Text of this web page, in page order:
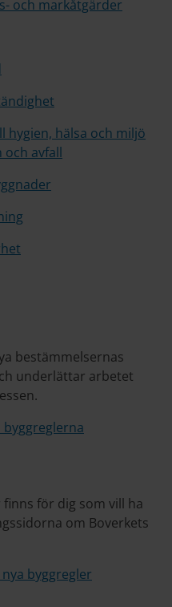
och markåtgärder
hygien, hälsa och miljö
avfall
bestämmelsernas
underlättar arbetet
för dig som vill ha
om Boverkets
byggregler